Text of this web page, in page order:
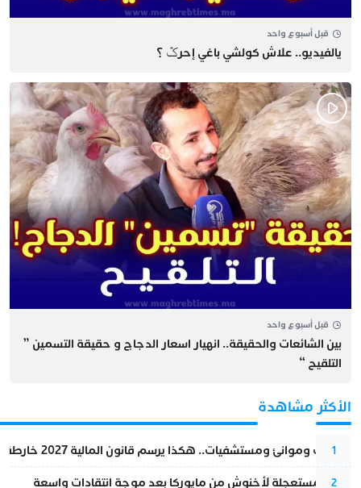
قبل أسبوع واحد
يالفيديو.. علاش كولشي باغي إحرݣ ؟
قبل أسبوع واحد
بين الشائعات والحقيقة.. انهيار اسعار الدجاج و حقيقة التسمين ”
التلقيح “
الأكثر مشاهدة
1
قطارات وموانئ ومستشفيات.. هكذا يرسم قانون المالية 2027 خارطة المغرب المقبل
2
عودة مستعجلة لأخنوش من مايوركا بعد موجة انتقادات واسعة